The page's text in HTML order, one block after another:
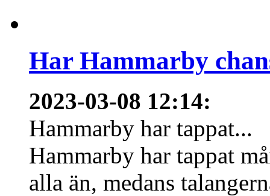
Har Hammarby
2023-03-08 12:14:
Hammarby har tappat...
Hammarby har tappat
alla än, medans